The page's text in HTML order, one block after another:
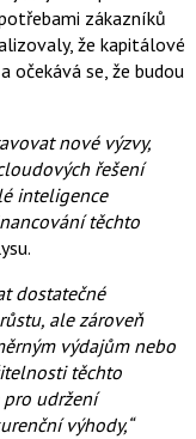
zákazníků
že kapitálové
očekává se, že budou
nové výzvy,
řešení
inteligence
těchto
dostatečné
ale zároveň
výdajům nebo
těchto
udržení
výhody,“